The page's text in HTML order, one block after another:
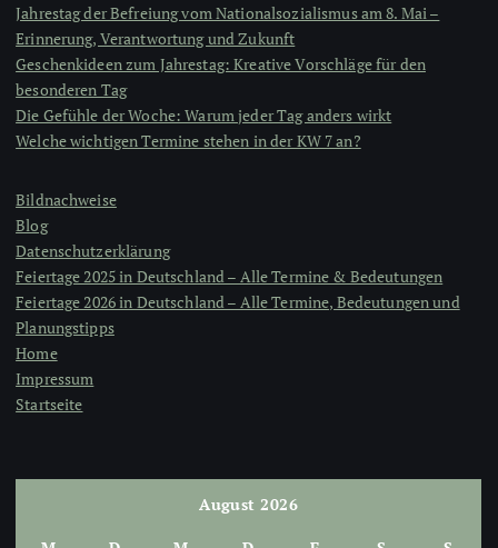
Jahrestag der Befreiung vom Nationalsozialismus am 8. Mai –
Erinnerung, Verantwortung und Zukunft
Geschenkideen zum Jahrestag: Kreative Vorschläge für den
besonderen Tag
Die Gefühle der Woche: Warum jeder Tag anders wirkt
Welche wichtigen Termine stehen in der KW 7 an?
Bildnachweise
Blog
Datenschutzerklärung
Feiertage 2025 in Deutschland – Alle Termine & Bedeutungen
Feiertage 2026 in Deutschland – Alle Termine, Bedeutungen und
Planungstipps
Home
Impressum
Startseite
August 2026